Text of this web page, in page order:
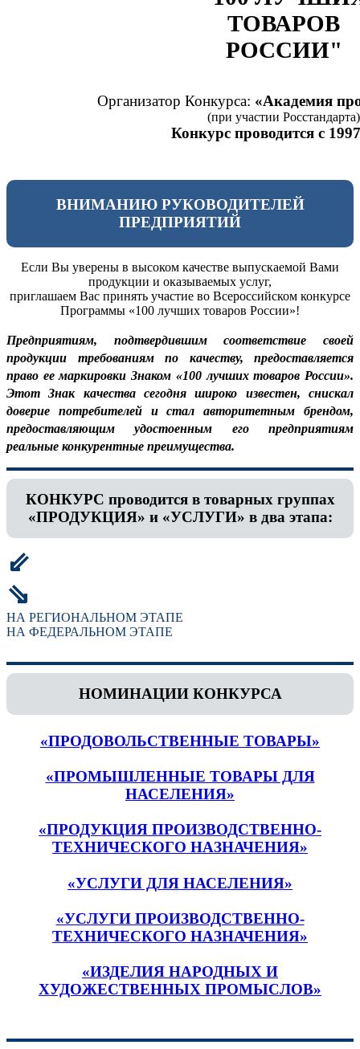
ТОВАРОВ
РОССИИ"
Организатор Конкурса: «Академия
(при участии Росстандарта)
Конкурс проводится с
ВНИМАНИЮ РУКОВОДИТЕЛЕЙ
ПРЕДПРИЯТИЙ
Если Вы уверены в высоком качестве выпускаемой Вами
продукции и оказываемых услуг,
приглашаем Вас принять участие во Всероссийском конкурсе
Программы «100 лучших товаров России»!
Предприятиям, подтвердившим соответствие своей
продукции требованиям по качеству, предоставляется
право ее маркировки Знаком «100 лучших товаров России».
Этот Знак качества сегодня широко известен, снискал
доверие потребителей и стал авторитетным брендом,
предоставляющим удостоенным его предприятиям
реальные конкурентные преимущества.
КОНКУРС проводится в товарных группах
«ПРОДУКЦИЯ» и «УСЛУГИ» в два этапа:
⇙
⇘
НА РЕГИОНАЛЬНОМ ЭТАПЕ
НА ФЕДЕРАЛЬНОМ ЭТАПЕ
НОМИНАЦИИ КОНКУРСА
«ПРОДОВОЛЬСТВЕННЫЕ ТОВАРЫ»
«ПРОМЫШЛЕННЫЕ ТОВАРЫ ДЛЯ
НАСЕЛЕНИЯ»
«ПРОДУКЦИЯ ПРОИЗВОДСТВЕННО-
ТЕХНИЧЕСКОГО НАЗНАЧЕНИЯ»
«УСЛУГИ ДЛЯ НАСЕЛЕНИЯ»
«УСЛУГИ ПРОИЗВОДСТВЕННО-
ТЕХНИЧЕСКОГО НАЗНАЧЕНИЯ»
«ИЗДЕЛИЯ НАРОДНЫХ И
ХУДОЖЕСТВЕННЫХ ПРОМЫСЛОВ»